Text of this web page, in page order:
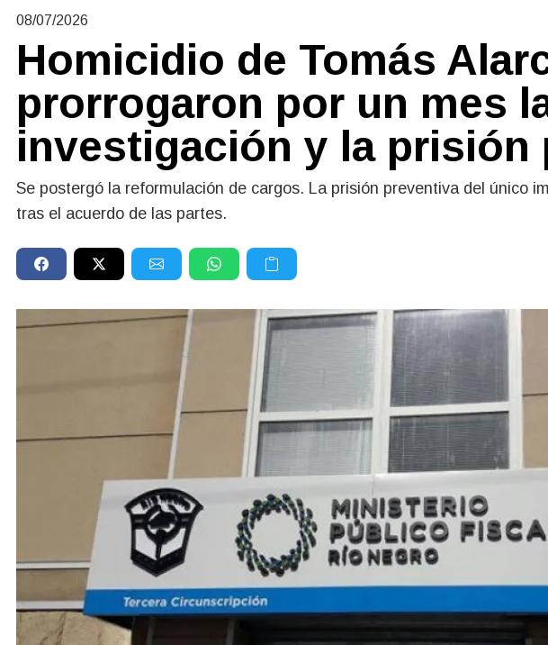
08/07/2026
Homicidio de Tomás
prorrogaron por un mes
investigación y la prisión
Se postergó la reformulación de cargos. La prisión preventiva del único
tras el acuerdo de las partes.